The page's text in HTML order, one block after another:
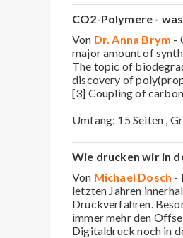
CO2-Polymere -
Von Dr. Anna Brym -
major amount of
The topic of
discovery of
[3] Coupling of
Umfang: 15 Seiten ,
Wie drucken wir in
Von Michael Dosch -
letzten Jahren
Druckverfahren.
immer mehr den
Digitaldruck noch in